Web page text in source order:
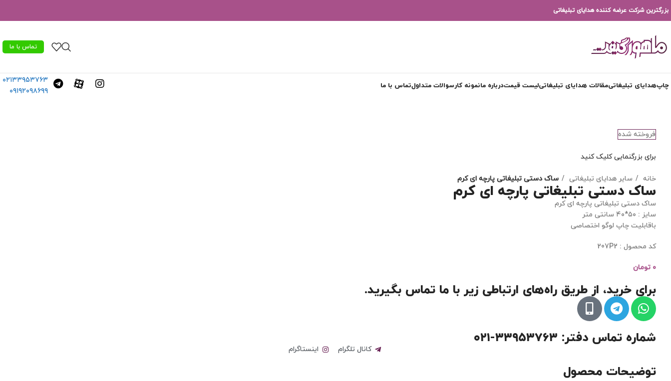
بزرگترین شرکت عرضه کننده هدایای تبلیغاتی
تماس با ما
چاپهدایای تبلیغاتیمقالات هدایای تبلیغاتیلیست قیمتدرباره مانمونه کارسوالات متداولتماس با ما
۰۲۱۳۳۹۵۳۷۶۳
۰۹۱۹۲۰۹۸۶۹۹
فروخته شده
برای بزرگنمایی کلیک کنید
خانه سایر هدایای تبلیغاتی ساک دستی تبلیغاتی پارچه ای کرم
ساک دستی تبلیغاتی پارچه ای کرم
ساک دستی تبلیغاتی پارچه ای کرم
سایز : ۵۰*۴۰ سانتی متر
باقابلیت چاپ لوگو اختصاصی
کد محصول : 207P2
۰ تومان
برای خرید، از طریق راه‌های ارتباطی زیر با ما تماس بگیرید.
شماره تماس دفتر: ۳۳۹۵۳۷۶۳-۰۲۱
کانال تلگرام اینستاگرام
توضیحات محصول